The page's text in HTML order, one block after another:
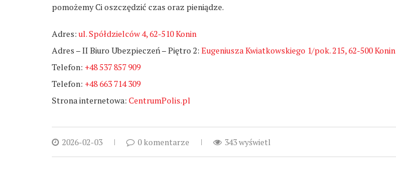
pomożemy Ci oszczędzić czas oraz pieniądze.
Adres: ul. Spółdzielców 4, 62-510 Konin
Adres – II Biuro Ubezpieczeń – Piętro 2: Eugeniusza Kwiatkowskiego 1/pok. 215, 62-500 Konin
Telefon: +48 537 857 909
Telefon: +48 663 714 309
Strona internetowa: CentrumPolis.pl
2026-02-03 0 komentarze 343 wyświetl